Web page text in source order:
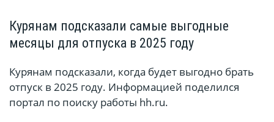
Курянам подсказали самые выгодные
месяцы для отпуска в 2025 году
Курянам подсказали, когда будет выгодно брать
отпуск в 2025 году. Информацией поделился
портал по поиску работы hh.ru.